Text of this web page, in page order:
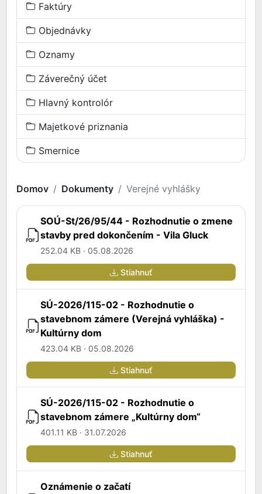
Faktúry
Objednávky
Oznamy
Záverečný účet
Hlavný kontrolór
Majetkové priznania
Smernice
Domov Dokumenty Verejné vyhlášky
SOÚ-St/26/95/44 - Rozhodnutie o zmene
stavby pred dokončením - Vila Gluck
252.04 KB · 05.08.2026
Stiahnuť
SÚ-2026/115-02 - Rozhodnutie o
stavebnom zámere (Verejná vyhláška) -
Kultúrny dom
423.04 KB · 05.08.2026
Stiahnuť
SÚ-2026/115-02 - Rozhodnutie o
stavebnom zámere „Kultúrny dom“
401.11 KB · 31.07.2026
Stiahnuť
Oznámenie o začatí